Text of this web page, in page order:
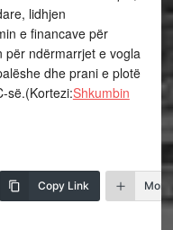
lidhjen
e financave për
për ndërmarrjet e vogla
dhe prani e plotë
së.(Kortezi:Shkumbin
Copy Link More